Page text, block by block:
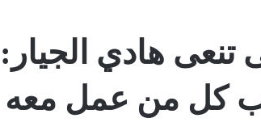
تنعى هادي
كل من عمل معه